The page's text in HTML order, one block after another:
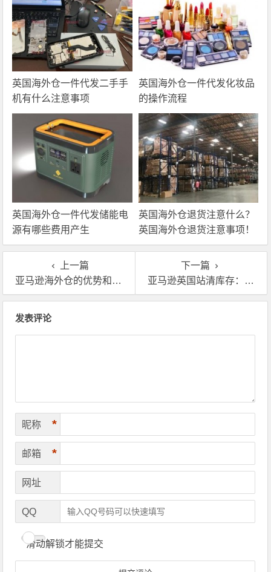
英国海外仓一件代发二手手
机有什么注意事项
英国海外仓一件代发化妆品
的操作流程
英国海外仓一件代发储能电
源有哪些费用产生
英国海外仓退货注意什么？
英国海外仓退货注意事项！
上一篇
亚马逊海外仓的优势和劣势都有哪些？卖家必看！
下一篇
亚马逊英国站清库存：跨境卖家真实分享告诉你如何避坑！
发表评论
昵称 *
邮箱 *
网址
QQ
滑动解锁才能提交